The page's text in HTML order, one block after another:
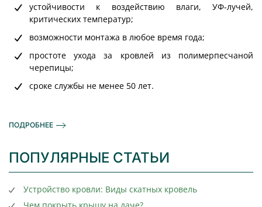
устойчивости к воздействию влаги, УФ-лучей,
критических температур;
возможности монтажа в любое время года;
простоте ухода за кровлей из полимерпесчаной
черепицы;
сроке службы не менее 50 лет.
ПОДРОБНЕЕ
ПОПУЛЯРНЫЕ СТАТЬИ
Устройство кровли: Виды скатных кровель
Чем покрыть крышу на даче?